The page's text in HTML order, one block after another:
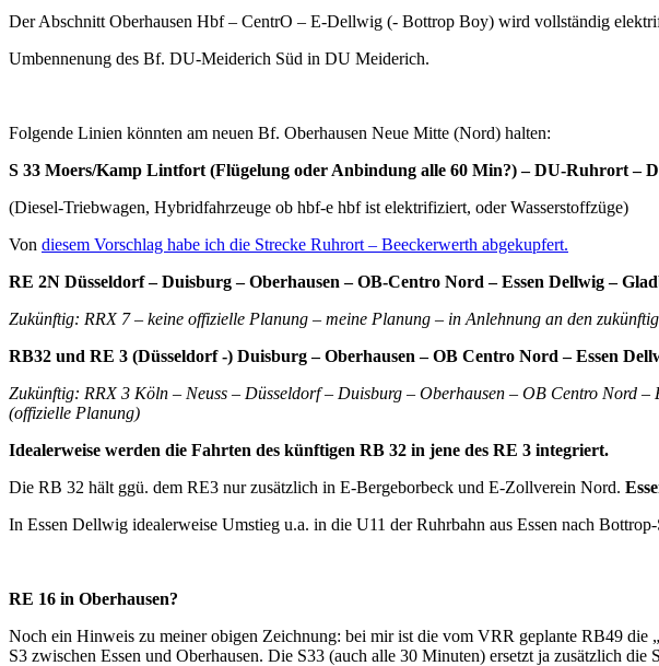
Der Abschnitt Oberhausen Hbf – CentrO – E-Dellwig (- Bottrop Boy) wird vollständig
Umbennenung des Bf. DU-Meiderich Süd in DU Meiderich.
Folgende Linien könnten am neuen Bf. Oberhausen Neue Mitte (Nord) halten:
S 33 Moers/Kamp Lintfort (Flügelung oder Anbindung alle 60 Min?) – DU-Ruhrort –
(Diesel-Triebwagen, Hybridfahrzeuge ob hbf-e hbf ist elektrifiziert, oder Wasserstoffzüge)
Von diesem Vorschlag habe ich die Strecke Ruhrort – Beeckerwerth abgekupfert.
RE 2N Düsseldorf – Duisburg – Oberhausen – OB-Centro Nord – Essen Dellwig –
Zukünftig: RRX 7 – keine offizielle Planung – meine Planung – in Anlehnung an den
RB32 und RE 3 (Düsseldorf -) Duisburg – Oberhausen – OB Centro Nord – Essen
Zukünftig: RRX 3 Köln – Neuss – Düsseldorf – Duisburg – Oberhausen – OB Centro Nord
(offizielle Planung)
Idealerweise werden die Fahrten des künftigen RB 32 in jene des RE 3 integriert.
Die RB 32 hält ggü. dem RE3 nur zusätzlich in E-Bergeborbeck und E-Zollverein Nord.
In Essen Dellwig idealerweise Umstieg u.a. in die U11 der Ruhrbahn aus Essen nach
RE 16 in Oberhausen?
Noch ein Hinweis zu meiner obigen Zeichnung: bei mir ist die vom VRR geplante RB49 die
S3 zwischen Essen und Oberhausen. Die S33 (auch alle 30 Minuten) ersetzt ja zusätzlich die